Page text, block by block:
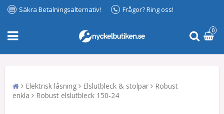
Säkra Betalningsalternativ! Frågor? Ring oss!
0
Elektrisk låsning Elslutbleck & stolpar
Robust
enkla
Robust elslutbleck 150-24